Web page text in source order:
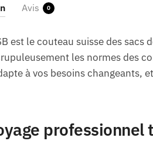
Avis 0
est le couteau suisse des sacs
les normes des
à vos besoins changeants,
professionnel